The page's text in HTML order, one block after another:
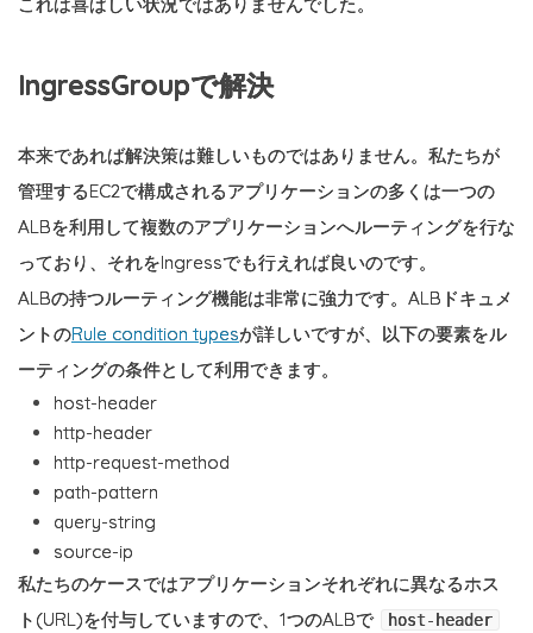
IngressGroupで解決
本来であれば解決策は難しいものではありません。私たちが
管理するEC2で構成されるアプリケーションの多くは一つの
ALBを利用して複数のアプリケーションへルーティングを行な
っており、それをIngressでも行えれば良いのです。
ALBの持つルーティング機能は非常に強力です。ALBドキュメ
ントのRule condition typesが詳しいですが、以下の要素をル
ーティングの条件として利用できます。
host-header
http-header
http-request-method
path-pattern
query-string
source-ip
私たちのケースではアプリケーションそれぞれに異なるホス
ト(URL)を付与していますので、1つのALBで
host-header